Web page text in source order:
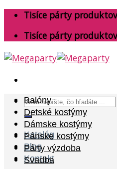
Skip
content
Tisíce párty
Tisíce párty
Search
for:
Katalóg
Blog
Kontakt
Balóny
Detské kostýmy
Dámske kostýmy
Pánske kostýmy
Párty výzdoba
Svadba